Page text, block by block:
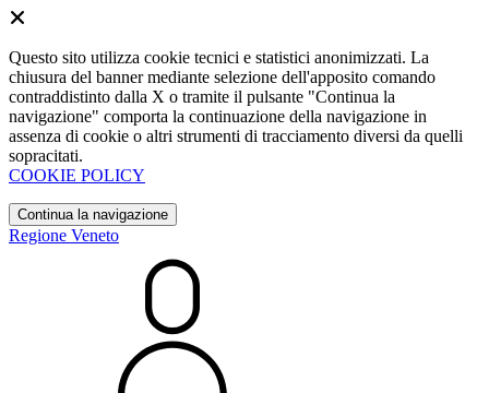
Questo sito utilizza cookie tecnici e statistici anonimizzati. La
chiusura del banner mediante selezione dell'apposito comando
contraddistinto dalla X o tramite il pulsante "Continua la
navigazione" comporta la continuazione della navigazione in
assenza di cookie o altri strumenti di tracciamento diversi da quelli
sopracitati.
COOKIE POLICY
Continua la navigazione
Regione Veneto